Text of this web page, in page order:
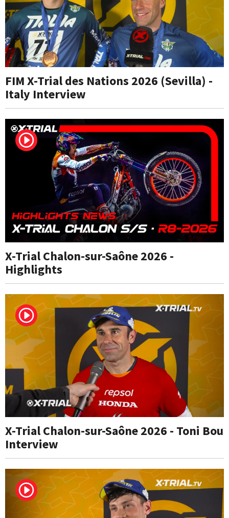
FIM X-Trial des Nations 2026 (Sevilla) -
Italy Interview
X-Trial Chalon-sur-Saône 2026 -
Highlights
X-Trial Chalon-sur-Saône 2026 - Toni Bou
Interview